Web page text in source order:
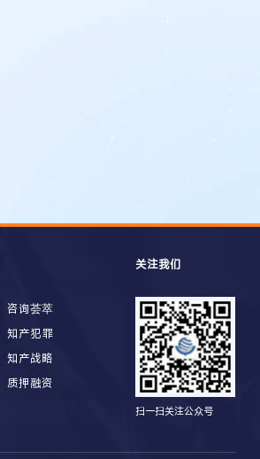
咨询荟萃
知产犯罪
知产战略
质押融资
关注我们
扫一扫关注公众号